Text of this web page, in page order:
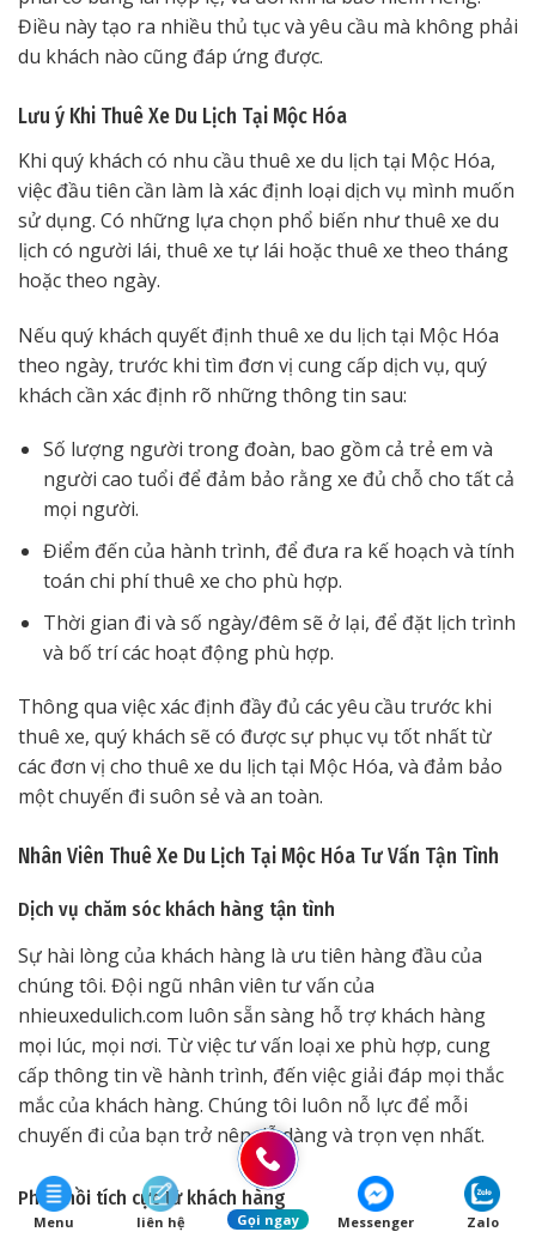
Điều này tạo ra nhiều thủ tục và yêu cầu mà không phải
du khách nào cũng đáp ứng được.
Lưu ý Khi Thuê Xe Du Lịch Tại Mộc Hóa
Khi quý khách có nhu cầu thuê xe du lịch tại Mộc Hóa,
việc đầu tiên cần làm là xác định loại dịch vụ mình muốn
sử dụng. Có những lựa chọn phổ biến như thuê xe du
lịch có người lái, thuê xe tự lái hoặc thuê xe theo tháng
hoặc theo ngày.
Nếu quý khách quyết định thuê xe du lịch tại Mộc Hóa
theo ngày, trước khi tìm đơn vị cung cấp dịch vụ, quý
khách cần xác định rõ những thông tin sau:
Số lượng người trong đoàn, bao gồm cả trẻ em và
người cao tuổi để đảm bảo rằng xe đủ chỗ cho tất cả
mọi người.
Điểm đến của hành trình, để đưa ra kế hoạch và tính
toán chi phí thuê xe cho phù hợp.
Thời gian đi và số ngày/đêm sẽ ở lại, để đặt lịch trình
và bố trí các hoạt động phù hợp.
Thông qua việc xác định đầy đủ các yêu cầu trước khi
thuê xe, quý khách sẽ có được sự phục vụ tốt nhất từ
các đơn vị cho thuê xe du lịch tại Mộc Hóa, và đảm bảo
một chuyến đi suôn sẻ và an toàn.
Nhân Viên Thuê Xe Du Lịch Tại Mộc Hóa Tư Vấn Tận Tình
Dịch vụ chăm sóc khách hàng tận tình
Sự hài lòng của khách hàng là ưu tiên hàng đầu của
chúng tôi. Đội ngũ nhân viên tư vấn của
nhieuxedulich.com luôn sẵn sàng hỗ trợ khách hàng
mọi lúc, mọi nơi. Từ việc tư vấn loại xe phù hợp, cung
cấp thông tin về hành trình, đến việc giải đáp mọi thắc
mắc của khách hàng. Chúng tôi luôn nỗ lực để mỗi
chuyến đi của bạn trở nên dễ dàng và trọn vẹn nhất.
Phản hồi tích cực từ khách hàng
Menu liên hệ Gọi ngay Messenger Zalo